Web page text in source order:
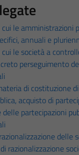
le amministrazioni
annuali e
le società a
perseguimento
di costituzione
acquisto di
partecipazioni
delle
razionalizzazione